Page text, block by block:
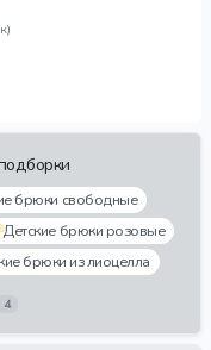
брюки свободные
Детские брюки розовые
брюки из лиоцелла
4